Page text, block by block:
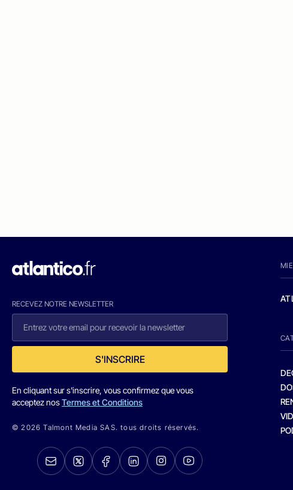
RECEVEZ NOTRE NEWSLETTER
S'INSCRIRE
En cliquant sur s'inscrire, vous confirmez que vous
acceptez nosTermes et Conditions
© 2026 Talmont Media SAS. tous droits réservés.